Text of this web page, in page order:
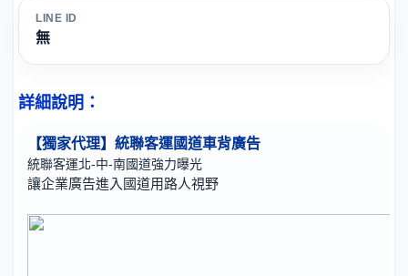
LINE ID
無
詳細說明：
【獨家代理】統聯客運國道車背廣告
統聯客運北-中-南國道強力曝光
讓企業廣告進入國道用路人視野